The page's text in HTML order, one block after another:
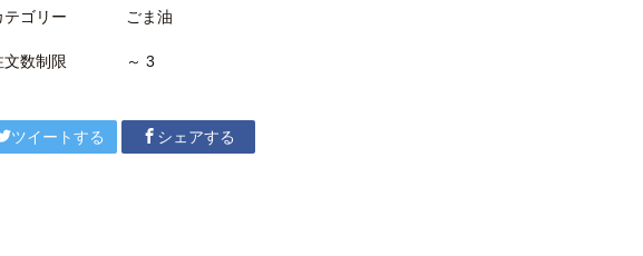
テゴリー ごま油
文数制限 ～ 3
ツイートする シェアする